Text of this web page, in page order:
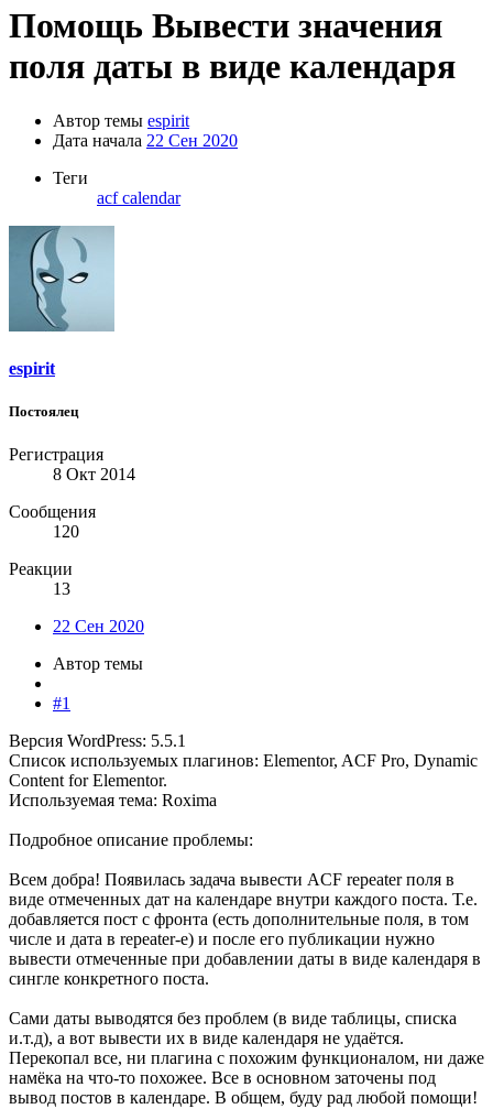
Помощь Вывести значения
поля даты в виде календаря
Автор темы espirit
Дата начала 22 Сен 2020
Теги
acfcalendar
espirit
Постоялец
Регистрация
8 Окт 2014
Сообщения
120
Реакции
13
22 Сен 2020
Автор темы
#1
Версия WordPress: 5.5.1
Список используемых плагинов: Elementor, ACF Pro, Dynamic
Content for Elementor.
Используемая тема: Roxima
Подробное описание проблемы:
Всем добра! Появилась задача вывести ACF repeater поля в
виде отмеченных дат на календаре внутри каждого поста. Т.е.
добавляется пост с фронта (есть дополнительные поля, в том
числе и дата в repeater-е) и после его публикации нужно
вывести отмеченные при добавлении даты в виде календаря в
сингле конкретного поста.
Сами даты выводятся без проблем (в виде таблицы, списка
и.т.д), а вот вывести их в виде календаря не удаётся.
Перекопал все, ни плагина с похожим функционалом, ни даже
намёка на что-то похожее. Все в основном заточены под
вывод постов в календаре. В общем, буду рад любой помощи!